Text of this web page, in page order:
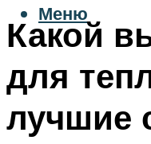
Меню
Какой
для
лучшие